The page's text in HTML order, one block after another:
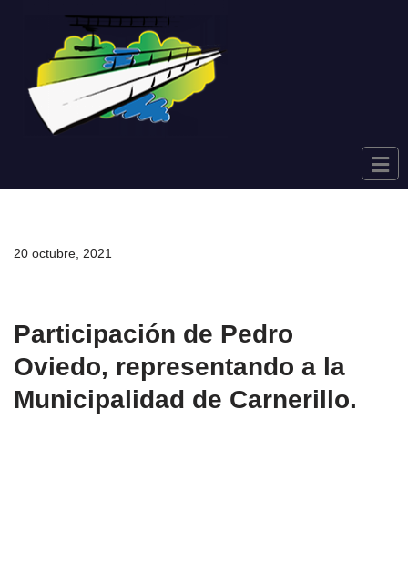
contenido
20 octubre, 2021
Participación de Pedro
Oviedo, representando a la
Municipalidad de Carnerillo.